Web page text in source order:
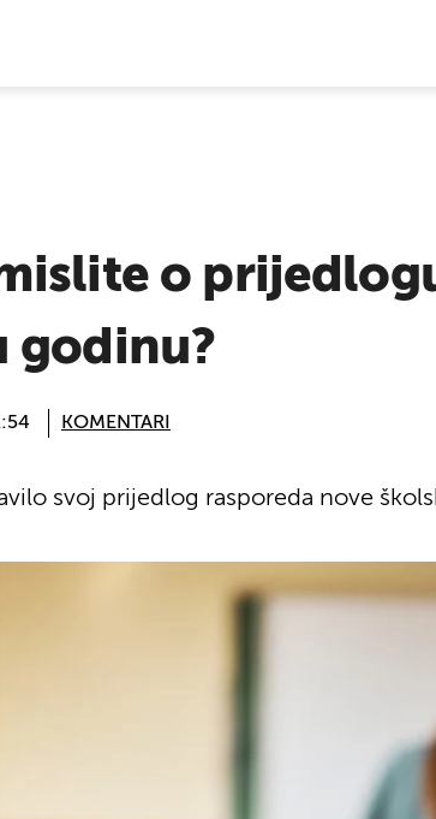
o
godinu?
KOMENTARI
svoj prijedlog rasporeda nove